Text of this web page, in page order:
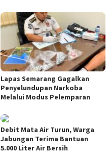
Lapas Semarang Gagalkan
Penyelundupan Narkoba
Melalui Modus Pelemparan
Debit Mata Air Turun, Warga
Jabungan Terima Bantuan
5.000 Liter Air Bersih